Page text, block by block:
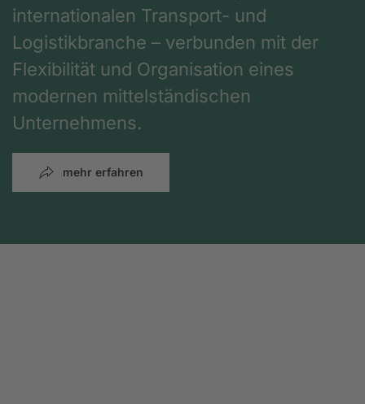
internationalen Transport- und
Logistikbranche – verbunden mit der
Flexibilität und Organisation eines
modernen mittelständischen
Unternehmens.
mehr erfahren